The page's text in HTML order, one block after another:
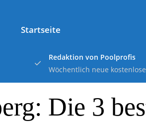
Startseite
Redaktion von Poolprofis
Wöchentlich neue
Die 3